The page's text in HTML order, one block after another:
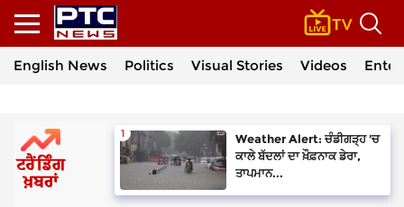
English News Politics Visual Stories Videos
Weather Alert: ਚੰਡੀਗੜ੍ਹ 'ਚ
ਕਾਲੇ ਬੱਦਲਾਂ ਦਾ ਖ਼ੌਫ਼ਨਾਕ ਡੇਰਾ,
ਤਾਪਮਾਨ...